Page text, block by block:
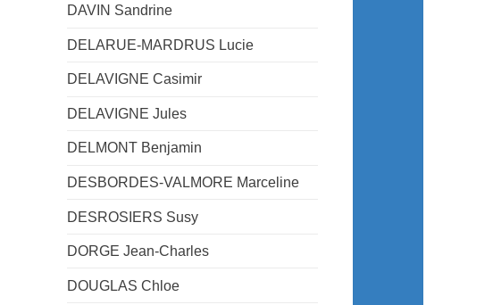
DAVIN Sandrine
DELARUE-MARDRUS Lucie
DELAVIGNE Casimir
DELAVIGNE Jules
DELMONT Benjamin
DESBORDES-VALMORE Marceline
DESROSIERS Susy
DORGE Jean-Charles
DOUGLAS Chloe